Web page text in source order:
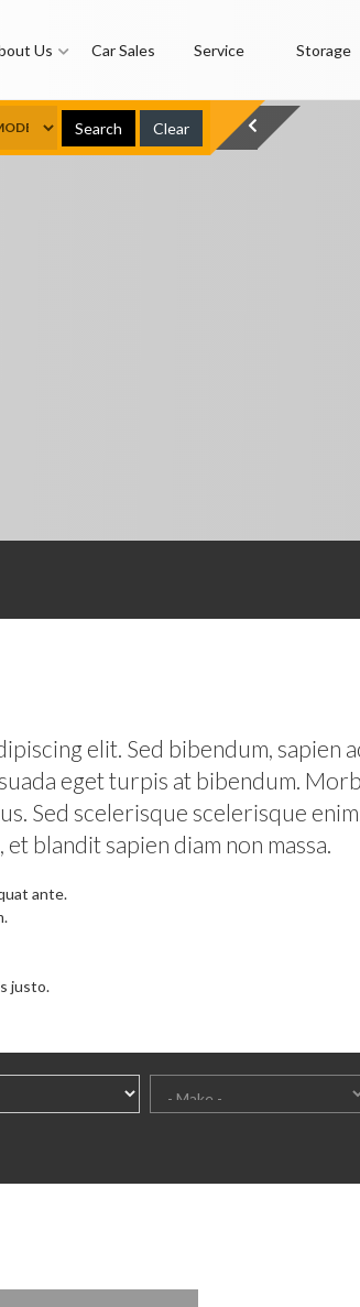
Us Car Sales Service Storage
Search Clear
elit. Sed bibendum, sapien
eget turpis at bibendum.
Sed scelerisque scelerisque
blandit sapien diam non massa.
ante.
justo.